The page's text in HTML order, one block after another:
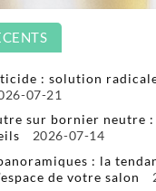
: solution
07-21
sur bornier neutre :
2026-07-14
: la
de votre salon